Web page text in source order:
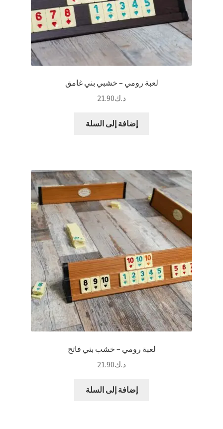
لعبة رومي – خشبي بني غامق
د.ك21.90
إضافة إلى السلة
لعبة رومي – خشب بني فاتح
د.ك21.90
إضافة إلى السلة